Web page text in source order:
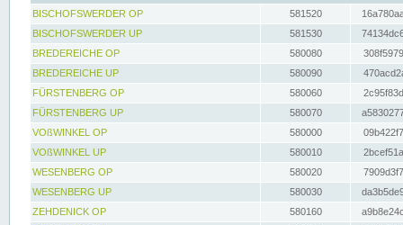
BISCHOFSWERDER OP
581520
BISCHOFSWERDER UP
581530
BREDEREICHE OP
580080
BREDEREICHE UP
580090
FÜRSTENBERG OP
580060
FÜRSTENBERG UP
580070
VOßWINKEL OP
580000
VOßWINKEL UP
580010
WESENBERG OP
580020
WESENBERG UP
580030
ZEHDENICK OP
580160